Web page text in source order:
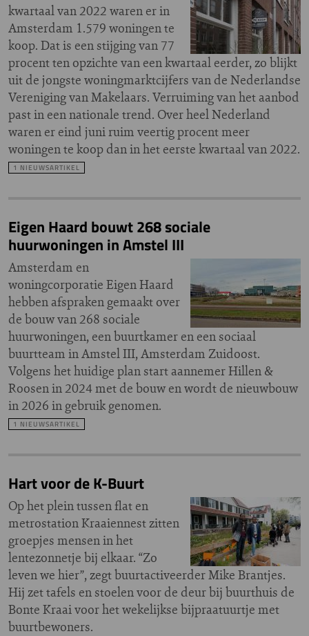
kwartaal van 2022 waren er in
Amsterdam 1.579 woningen te
koop. Dat is een stijging van 77
procent ten opzichte van een kwartaal eerder, zo blijkt
uit de jongste woningmarktcijfers van de Nederlandse
Vereniging van Makelaars. Verruiming van het aanbod
past in een nationale trend. Over heel Nederland
waren er eind juni ruim veertig procent meer
woningen te koop dan in het eerste kwartaal van 2022.
1 NIEUWSARTIKEL
Eigen Haard bouwt 268 sociale
huurwoningen in Amstel III
Amsterdam en
woningcorporatie Eigen Haard
hebben afspraken gemaakt over
de bouw van 268 sociale
huurwoningen, een buurtkamer en een sociaal
buurtteam in Amstel III, Amsterdam Zuidoost.
Volgens het huidige plan start aannemer Hillen &
Roosen in 2024 met de bouw en wordt de nieuwbouw
in 2026 in gebruik genomen.
1 NIEUWSARTIKEL
Hart voor de K-Buurt
Op het plein tussen flat en
metrostation Kraaiennest zitten
groepjes mensen in het
lentezonnetje bij elkaar. “Zo
leven we hier”, zegt buurtactiveerder Mike Brantjes.
Hij zet tafels en stoelen voor de deur bij buurthuis de
Bonte Kraai voor het wekelijkse bijpraatuurtje met
buurtbewoners.